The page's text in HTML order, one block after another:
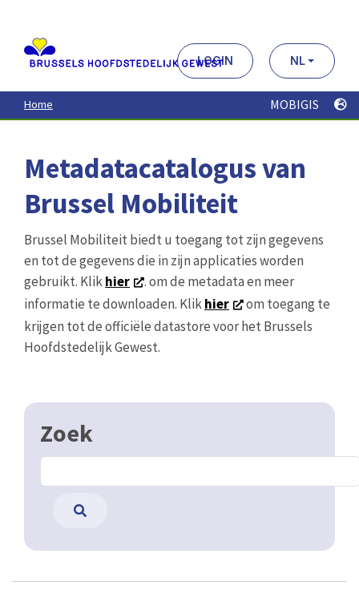
contenu
principal
LOGIN NL
Home MOBIGIS
Metadatacatalogus van
Brussel Mobiliteit
Brussel Mobiliteit biedt u toegang tot zijn gegevens
en tot de gegevens die in zijn applicaties worden
gebruikt. Klikhier
. om de metadata en meer
informatie te downloaden. Klikhier
om toegang te
krijgen tot de officiële datastore voor het Brussels
Hoofdstedelijk Gewest.
Zoek